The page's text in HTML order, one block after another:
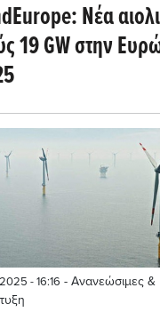
Νέα
19 GW στην
- 16:16 - Ανανεώσιμες &